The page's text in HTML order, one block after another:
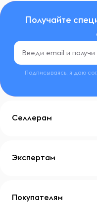
Получайте
Подписываясь, я даю
Селлерам
Экспертам
Покупателям